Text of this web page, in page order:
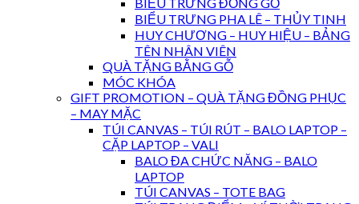
BIỂU TRƯNG ĐỒNG GỖ
BIỂU TRƯNG PHA LÊ – THỦY TINH
HUY CHƯƠNG – HUY HIỆU – BẢNG
TÊN NHÂN VIÊN
QUÀ TẶNG BẰNG GỖ
MÓC KHÓA
GIFT PROMOTION – QUÀ TẶNG ĐỒNG PHỤC
– MAY MẶC
TÚI CANVAS – TÚI RÚT – BALO LAPTOP –
CẶP LAPTOP – VALI
BALO ĐA CHỨC NĂNG – BALO
LAPTOP
TÚI CANVAS – TOTE BAG